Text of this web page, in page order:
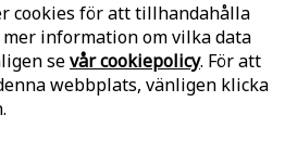
cookies för att tillhandahålla
information om vilka data
sevår cookiepolicy. För att
webbplats, vänligen klicka